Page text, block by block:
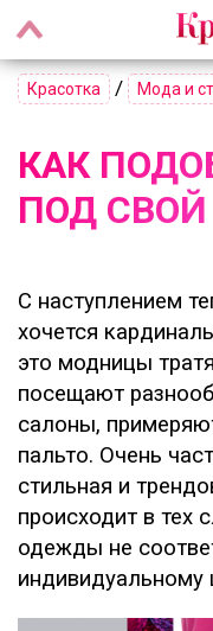
Красотка / Мода и
КАК
ПОД
С наступлением
хочется
это модницы
посещают
салоны,
пальто. Очень
стильная и
происходит в тех
одежды не
индивидуальному